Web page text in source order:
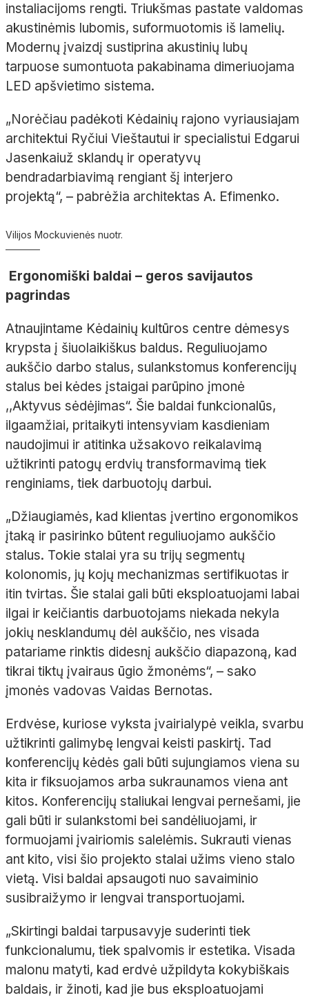
instaliacijoms rengti. Triukšmas pastate valdomas
akustinėmis lubomis, suformuotomis iš lamelių.
Modernų įvaizdį sustiprina akustinių lubų
tarpuose sumontuota pakabinama dimeriuojama
LED apšvietimo sistema.
„Norėčiau padėkoti Kėdainių rajono vyriausiajam
architektui Ryčiui Vieštautui ir specialistui Edgarui
Jasenkaiuž sklandų ir operatyvų
bendradarbiavimą rengiant šį interjero
projektą“, – pabrėžia architektas A. Efimenko.
Vilijos Mockuvienės nuotr.
Ergonomiški baldai – geros savijautos
pagrindas
Atnaujintame Kėdainių kultūros centre dėmesys
krypsta į šiuolaikiškus baldus. Reguliuojamo
aukščio darbo stalus, sulankstomus konferencijų
stalus bei kėdes įstaigai parūpino įmonė
,,Aktyvus sėdėjimas“. Šie baldai funkcionalūs,
ilgaamžiai, pritaikyti intensyviam kasdieniam
naudojimui ir atitinka užsakovo reikalavimą
užtikrinti patogų erdvių transformavimą tiek
renginiams, tiek darbuotojų darbui.
„Džiaugiamės, kad klientas įvertino ergonomikos
įtaką ir pasirinko būtent reguliuojamo aukščio
stalus. Tokie stalai yra su trijų segmentų
kolonomis, jų kojų mechanizmas sertifikuotas ir
itin tvirtas. Šie stalai gali būti eksploatuojami labai
ilgai ir keičiantis darbuotojams niekada nekyla
jokių nesklandumų dėl aukščio, nes visada
patariame rinktis didesnį aukščio diapazoną, kad
tikrai tiktų įvairaus ūgio žmonėms“, – sako
įmonės vadovas Vaidas Bernotas.
Erdvėse, kuriose vyksta įvairialypė veikla, svarbu
užtikrinti galimybę lengvai keisti paskirtį. Tad
konferencijų kėdės gali būti sujungiamos viena su
kita ir fiksuojamos arba sukraunamos viena ant
kitos. Konferencijų staliukai lengvai pernešami, jie
gali būti ir sulankstomi bei sandėliuojami, ir
formuojami įvairiomis salelėmis. Sukrauti vienas
ant kito, visi šio projekto stalai užims vieno stalo
vietą. Visi baldai apsaugoti nuo savaiminio
susibraižymo ir lengvai transportuojami.
„Skirtingi baldai tarpusavyje suderinti tiek
funkcionalumu, tiek spalvomis ir estetika. Visada
malonu matyti, kad erdvė užpildyta kokybiškais
baldais, ir žinoti, kad jie bus eksploatuojami